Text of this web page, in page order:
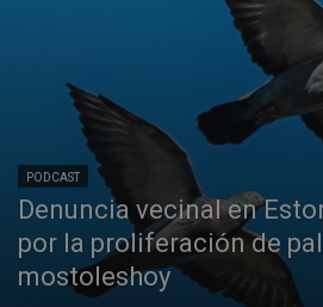
PODCAST
Denuncia vecinal en
por la proliferación de
mostoleshoy